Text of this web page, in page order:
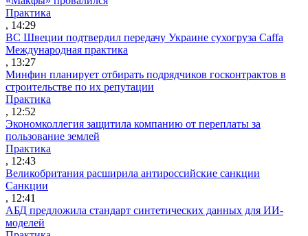
Практика
, 14:29
ВС Швеции подтвердил передачу Украине сухогруза Caffa
Международная практика
, 13:27
Минфин планирует отбирать подрядчиков госконтрактов в
строительстве по их репутации
Практика
, 12:52
Экономколлегия защитила компанию от переплаты за
пользование землей
Практика
, 12:43
Великобритания расширила антироссийские санкции
Санкции
, 12:41
АБД предложила стандарт синтетических данных для ИИ-
моделей